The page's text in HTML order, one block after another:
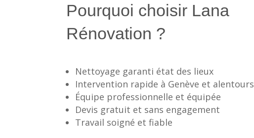
Pourquoi choisir Lana
Rénovation ?
Nettoyage garanti état des lieux
Intervention rapide à Genève et alentours
Équipe professionnelle et équipée
Devis gratuit et sans engagement
Travail soigné et fiable